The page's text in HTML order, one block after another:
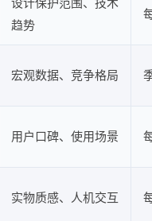
趋势
宏观数据、竞争格局
用户口碑、使用场景
实物质感、人机交互